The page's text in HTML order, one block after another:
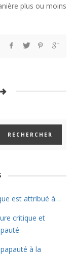
plus ou moins
est attribué à…
critique et
à la